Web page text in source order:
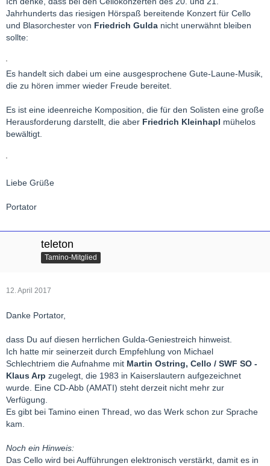
Jahrhunderts das riesigen Hörspaß bereitende Konzert für Cello
und Blasorchester von Friedrich Gulda nicht unerwähnt bleiben
sollte:
Es handelt sich dabei um eine ausgesprochene Gute-Laune-Musik,
die zu hören immer wieder Freude bereitet.
Es ist eine ideenreiche Komposition, die für den Solisten eine große
Herausforderung darstellt, die aber Friedrich Kleinhapl mühelos
bewältigt.
Liebe Grüße
Portator
teleton
Tamino-Mitglied
12. April 2017
Danke Portator,
dass Du auf diesen herrlichen Gulda-Geniestreich hinweist.
Ich hatte mir seinerzeit durch Empfehlung von Michael
Schlechtriem die Aufnahme mit Martin Ostring, Cello / SWF SO -
Klaus Arp zugelegt, die 1983 in Kaiserslautern aufgezeichnet
wurde. Eine CD-Abb (AMATI) steht derzeit nicht mehr zur
Verfügung.
Es gibt bei Tamino einen Thread, wo das Werk schon zur Sprache
kam.
Noch ein Hinweis:
Das Cello wird bei Aufführungen elektronisch verstärkt, damit es in